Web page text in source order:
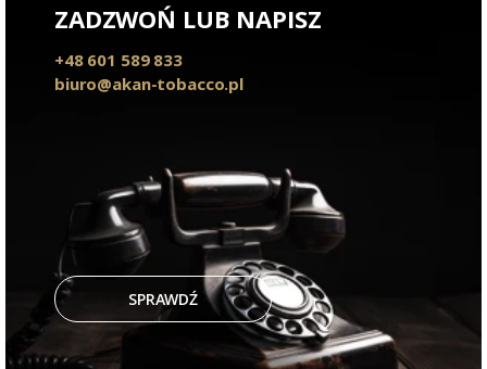
ZADZWOŃ LUB NAPISZ
+48 601 589 833
biuro@akan-tobacco.pl
SPRAWDŹ